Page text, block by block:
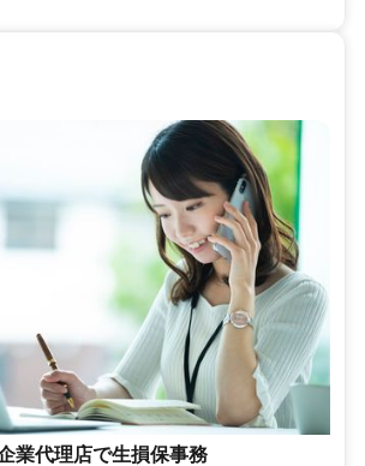
業代理店で生損保事務